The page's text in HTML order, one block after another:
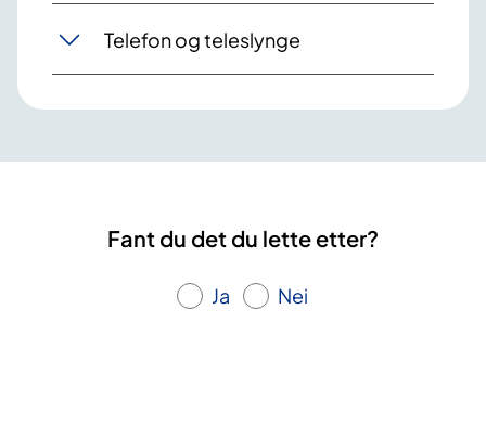
Telefon og teleslynge
Fant du det du lette etter?
Ja Nei